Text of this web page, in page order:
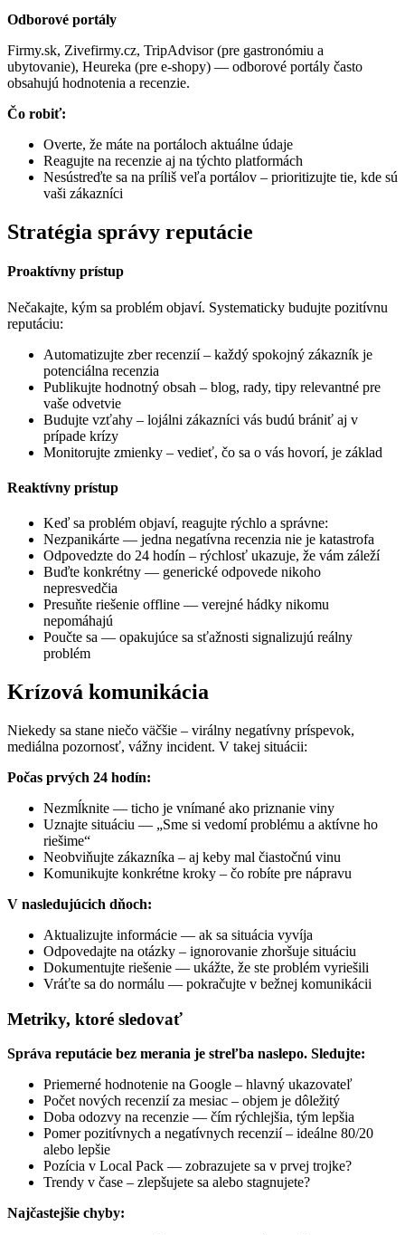
Odborové portály
Firmy.sk, Zivefirmy.cz, TripAdvisor (pre gastronómiu a
ubytovanie), Heureka (pre e-shopy) — odborové portály často
obsahujú hodnotenia a recenzie.
Čo robiť:
Overte, že máte na portáloch aktuálne údaje
Reagujte na recenzie aj na týchto platformách
Nesústreďte sa na príliš veľa portálov – prioritizujte tie, kde sú
vaši zákazníci
Stratégia správy reputácie
Proaktívny prístup
Nečakajte, kým sa problém objaví. Systematicky budujte pozitívnu
reputáciu:
Automatizujte zber recenzií – každý spokojný zákazník je
potenciálna recenzia
Publikujte hodnotný obsah – blog, rady, tipy relevantné pre
vaše odvetvie
Budujte vzťahy – lojálni zákazníci vás budú brániť aj v
prípade krízy
Monitorujte zmienky – vedieť, čo sa o vás hovorí, je základ
Reaktívny prístup
Keď sa problém objaví, reagujte rýchlo a správne:
Nezpanikárte — jedna negatívna recenzia nie je katastrofa
Odpovedzte do 24 hodín – rýchlosť ukazuje, že vám záleží
Buďte konkrétny — generické odpovede nikoho
nepresvedčia
Presuňte riešenie offline — verejné hádky nikomu
nepomáhajú
Poučte sa — opakujúce sa sťažnosti signalizujú reálny
problém
Krízová komunikácia
Niekedy sa stane niečo väčšie – virálny negatívny príspevok,
mediálna pozornosť, vážny incident. V takej situácii:
Počas prvých 24 hodín:
Nezmĺknite — ticho je vnímané ako priznanie viny
Uznajte situáciu — „Sme si vedomí problému a aktívne ho
riešime“
Neobviňujte zákazníka – aj keby mal čiastočnú vinu
Komunikujte konkrétne kroky – čo robíte pre nápravu
V nasledujúcich dňoch:
Aktualizujte informácie — ak sa situácia vyvíja
Odpovedajte na otázky – ignorovanie zhoršuje situáciu
Dokumentujte riešenie — ukážte, že ste problém vyriešili
Vráťte sa do normálu — pokračujte v bežnej komunikácii
Metriky, ktoré sledovať
Správa reputácie bez merania je streľba naslepo. Sledujte:
Priemerné hodnotenie na Google – hlavný ukazovateľ
Počet nových recenzií za mesiac – objem je dôležitý
Doba odozvy na recenzie — čím rýchlejšia, tým lepšia
Pomer pozitívnych a negatívnych recenzií – ideálne 80/20
alebo lepšie
Pozícia v Local Pack — zobrazujete sa v prvej trojke?
Trendy v čase – zlepšujete sa alebo stagnujete?
Najčastejšie chyby: